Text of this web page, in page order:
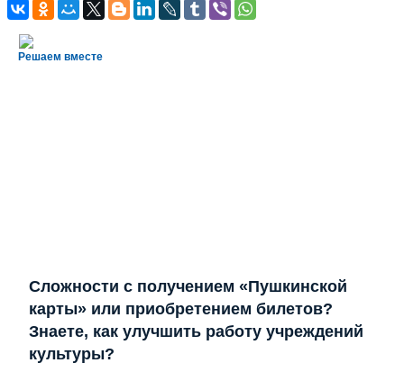
Решаем вместе
Сложности с получением «Пушкинской
карты» или приобретением билетов?
Знаете, как улучшить работу учреждений
культуры?